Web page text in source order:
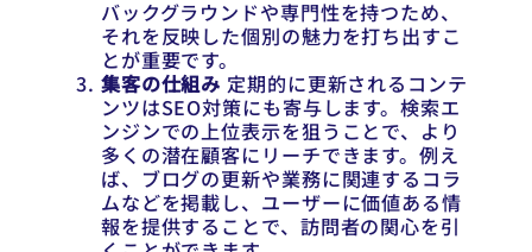
バックグラウンドや専門性を持つため、
それを反映した個別の魅力を打ち出すこ
とが重要です。
集客の仕組み 定期的に更新されるコンテ
ンツはSEO対策にも寄与します。検索エ
ンジンでの上位表示を狙うことで、より
多くの潜在顧客にリーチできます。例え
ば、ブログの更新や業務に関連するコラ
ムなどを掲載し、ユーザーに価値ある情
報を提供することで、訪問者の関心を引